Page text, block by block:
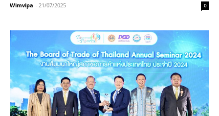
Wimvipa - 21/07/2025 0